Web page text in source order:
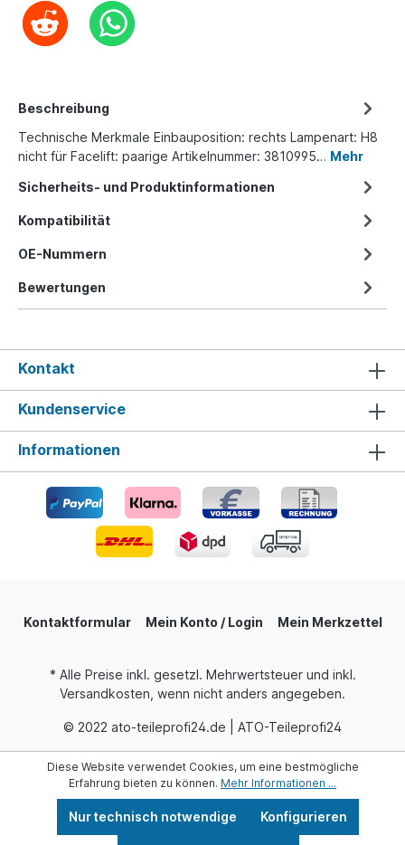
Beschreibung
Technische Merkmale Einbauposition: rechts Lampenart: H8
nicht für Facelift: paarige Artikelnummer: 3810995… Mehr
Sicherheits- und Produktinformationen
Kompatibilität
OE-Nummern
Bewertungen
Kontakt
Kundenservice
Informationen
Kontaktformular Mein Konto / Login Mein Merkzettel
* Alle Preise inkl. gesetzl. Mehrwertsteuer und inkl.
Versandkosten, wenn nicht anders angegeben.
© 2022 ato-teileprofi24.de | ATO-Teileprofi24
Diese Website verwendet Cookies, um eine bestmögliche
Erfahrung bieten zu können. Mehr Informationen ...
Nur technisch notwendige Konfigurieren